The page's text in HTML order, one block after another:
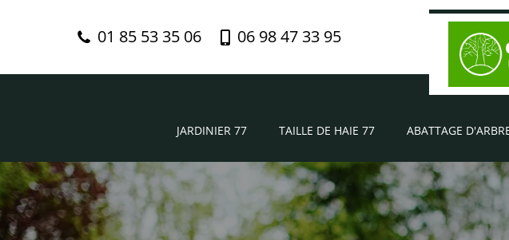
01 85 53 35 06 06 98 47 33 95
JARDINIER 77 TAILLE DE HAIE 77 ABATTAGE